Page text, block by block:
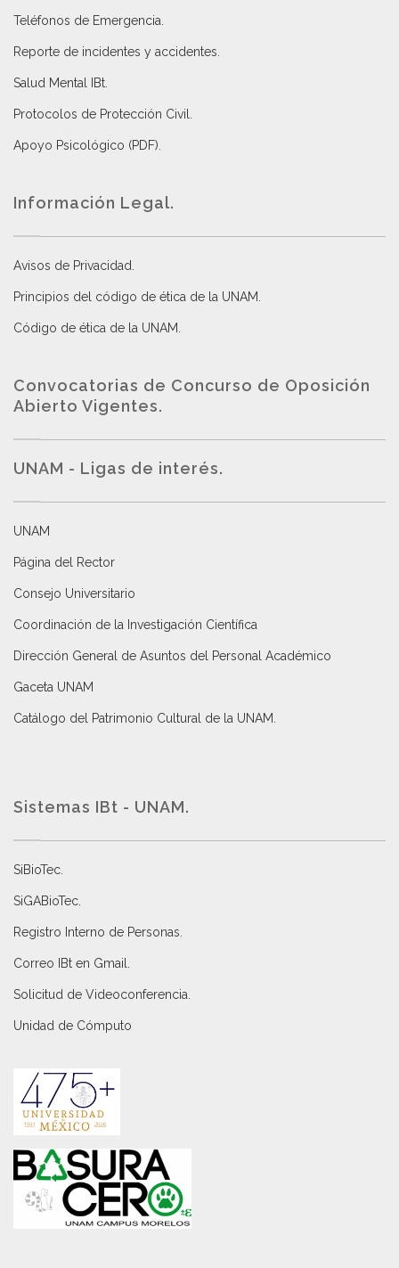
Teléfonos de Emergencia.
Reporte de incidentes y accidentes
Salud Mental IBt
Protocolos de Protección Civil
Apoyo Psicológico (PDF)
Información Legal.
Avisos de Privacidad
Principios del código de ética de la UNAM
Código de ética de la UNAM
Convocatorias de Concurso de Oposición
Abierto Vigentes.
UNAM - Ligas de interés.
UNAM
Página del Rector
Consejo Universitario
Coordinación de la Investigación Científica
Dirección General de Asuntos del Personal Académico
Gaceta UNAM
Catálogo del Patrimonio Cultural de la UNAM.
Sistemas IBt - UNAM.
SiBioTec
SiGABioTec.
Registro Interno de Personas
Correo IBt en Gmail
Solicitud de Videoconferencia.
Unidad de Cómputo